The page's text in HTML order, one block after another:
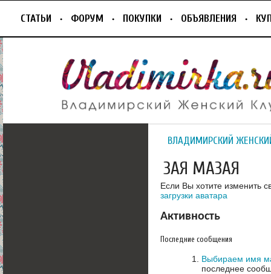
СТАТЬИ ФОРУМ ПОКУПКИ ОБЪЯВЛЕНИЯ
ВЛАДИМИРСКИЙ
ЗАЯ МАЗАЯ
Если Вы хотите изменить
загрузки аватара
Активность
Последние сообщения
Выбираем имя
последнее